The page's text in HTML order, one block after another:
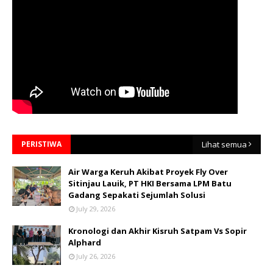
PERISTIWA Lihat semua
Air Warga Keruh Akibat Proyek Fly Over
Sitinjau Lauik, PT HKI Bersama LPM Batu
Gadang Sepakati Sejumlah Solusi
July 29, 2026
Kronologi dan Akhir Kisruh Satpam Vs Sopir
Alphard
July 26, 2026